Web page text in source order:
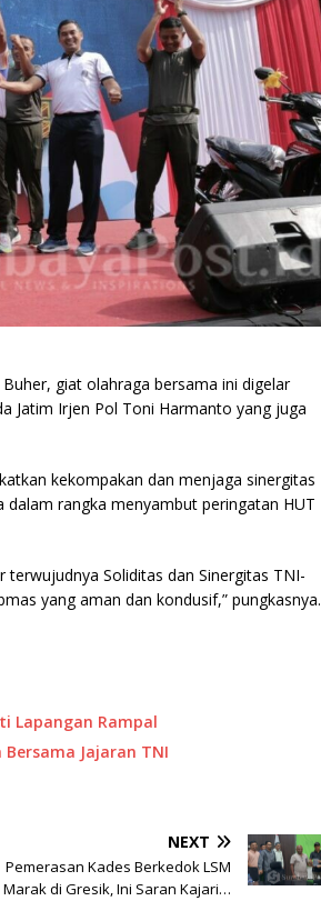
giat olahraga bersama ini digelar
Jatim Irjen Pol Toni Harmanto yang juga
kekompakan dan menjaga sinergitas
dalam rangka menyambut peringatan HUT
terwujudnya Soliditas dan Sinergitas TNI-
yang aman dan kondusif,” pungkasnya.
Lapangan Rampal
Jajaran TNI
NEXT
Pemerasan Kades Berkedok LSM
Marak di Gresik, Ini Saran Kajari…